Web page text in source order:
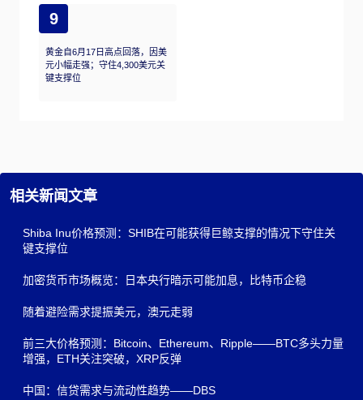
9
黄金自6月17日高点回落，因美
元小幅走强；守住4,300美元关
键支撑位
相关新闻文章
Shiba Inu价格预测：SHIB在可能获得巨鲸支撑的情况下守住关
键支撑位
加密货币市场概览：日本央行暗示可能加息，比特币企稳
随着避险需求提振美元，澳元走弱
前三大价格预测：Bitcoin、Ethereum、Ripple——BTC多头力量
增强，ETH关注突破，XRP反弹
中国：信贷需求与流动性趋势——DBS